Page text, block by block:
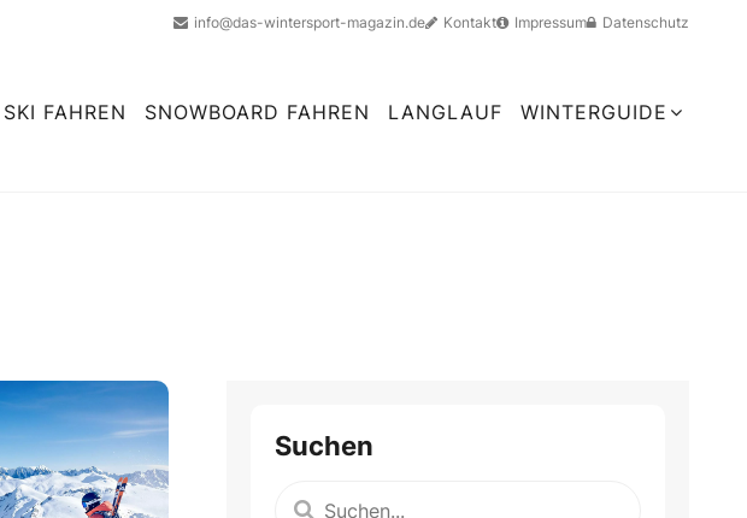
info@das-wintersport-magazin.de Kontakt Impressum Datenschutz
SKI FAHREN SNOWBOARD FAHREN LANGLAUF WINTERGUIDE
Suchen